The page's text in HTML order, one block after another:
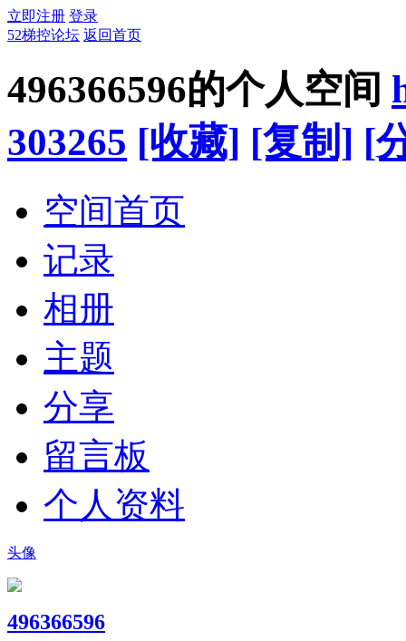
立即注册 登录
52梯控论坛 返回首页
496366596的个人空间
303265 [收藏] [复制] [
空间首页
记录
相册
主题
分享
留言板
个人资料
头像
496366596